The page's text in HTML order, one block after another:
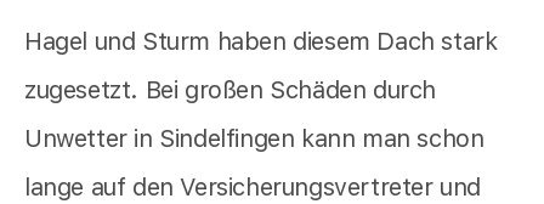
Hagel und Sturm haben diesem Dach stark
zugesetzt. Bei großen Schäden durch
Unwetter in Sindelfingen kann man schon
lange auf den Versicherungsvertreter und